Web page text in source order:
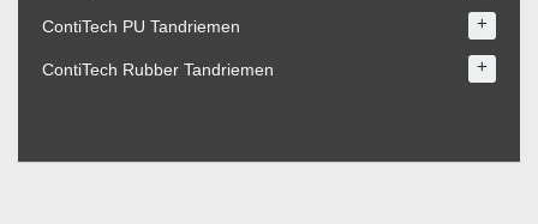
ContiTech PU Tandriemen +
ContiTech Rubber Tandriemen +